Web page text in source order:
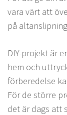
vara värt att
på
DIY-projekt är
hem och
förberedelse
För de större
det är dags att